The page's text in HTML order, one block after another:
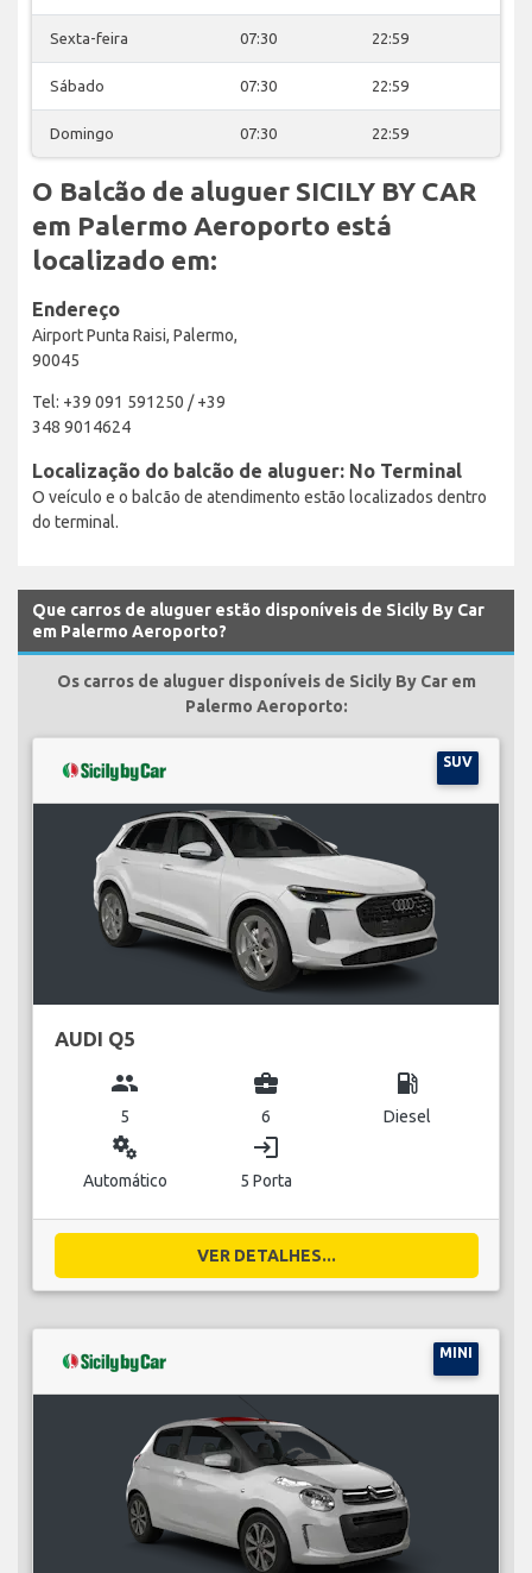
Sexta-feira 07:30 22:59
Sábado 07:30 22:59
Domingo 07:30 22:59
O Balcão de aluguer SICILY BY CAR
em Palermo Aeroporto está
localizado em:
Endereço
Airport Punta Raisi, Palermo,
90045
Tel: +39 091 591250 / +39
348 9014624
Localização do balcão de aluguer: No Terminal
O veículo e o balcão de atendimento estão localizados dentro
do terminal.
Que carros de aluguer estão disponíveis de Sicily By Car
em Palermo Aeroporto?
Os carros de aluguer disponíveis de Sicily By Car em
Palermo Aeroporto:
SUV
AUDI Q5
group
5
business_center
6
local_gas_station
Diesel
miscellaneous_services
Automático
login
5 Porta
VER DETALHES...
MINI